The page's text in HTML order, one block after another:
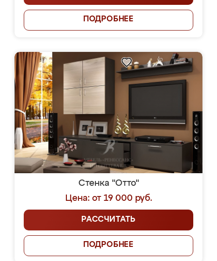
ПОДРОБНЕЕ
Стенка "Отто"
Цена: от 19 000 руб.
РАССЧИТАТЬ
ПОДРОБНЕЕ